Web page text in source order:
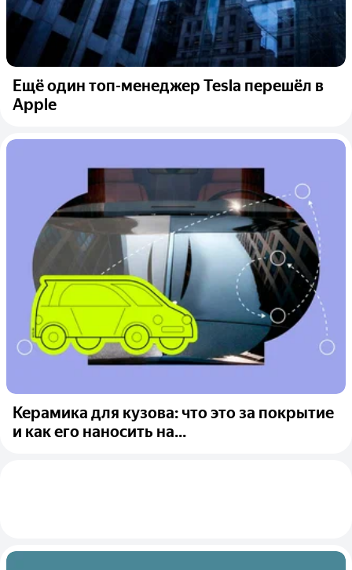
Ещё один топ-менеджер Tesla перешёл в
Apple
Керамика для кузова: что это за покрытие
и как его наносить на...